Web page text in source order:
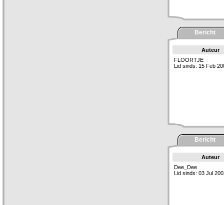
Bericht
Auteur
FLOORTJE
Lid sinds: 15 Feb
Bericht
Auteur
Dee_Dee
Lid sinds: 03 Jul